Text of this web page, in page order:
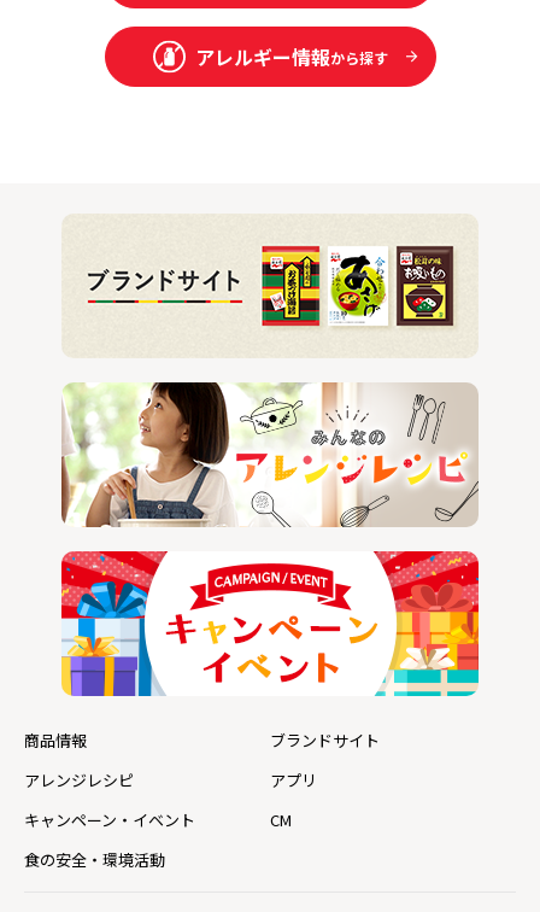
アレルギー情報から探す
商品情報
ブランドサイト
アレンジレシピ
アプリ
キャンペーン・イベント
CM
食の安全・環境活動